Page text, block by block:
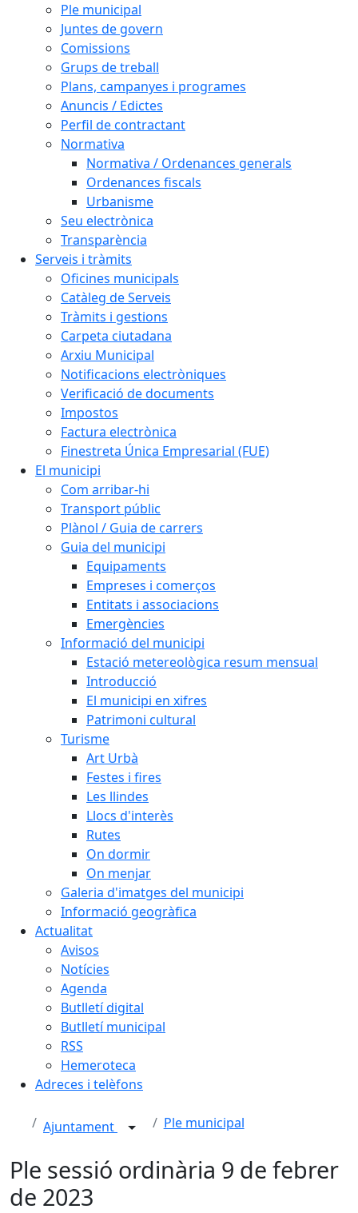
Ple municipal
Juntes de govern
Comissions
Grups de treball
Plans, campanyes i programes
Anuncis / Edictes
Perfil de contractant
Normativa
Normativa / Ordenances generals
Ordenances fiscals
Urbanisme
Seu electrònica
Transparència
Serveis i tràmits
Oficines municipals
Catàleg de Serveis
Tràmits i gestions
Carpeta ciutadana
Arxiu Municipal
Notificacions electròniques
Verificació de documents
Impostos
Factura electrònica
Finestreta Única Empresarial (FUE)
El municipi
Com arribar-hi
Transport públic
Plànol / Guia de carrers
Guia del municipi
Equipaments
Empreses i comerços
Entitats i associacions
Emergències
Informació del municipi
Estació metereològica resum mensual
Introducció
El municipi en xifres
Patrimoni cultural
Turisme
Art Urbà
Festes i fires
Les llindes
Llocs d'interès
Rutes
On dormir
On menjar
Galeria d'imatges del municipi
Informació geogràfica
Actualitat
Avisos
Notícies
Agenda
Butlletí digital
Butlletí municipal
RSS
Hemeroteca
Adreces i telèfons
Ajuntament Ple municipal
Ple sessió ordinària 9 de febrer
de 2023